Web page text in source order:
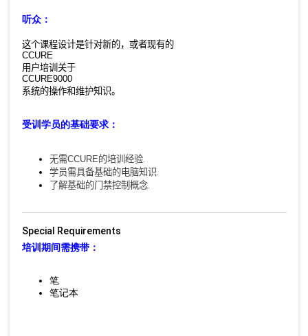
听众：
这个课程设计是针对新的，或者现有的
CCURE
用户培训关于
CCURE9000
系统的操作和维护知识。
受训学员的基础要求：
无需CCURE的培训经验.
学员需具备基础的电脑知识
了解基础的门禁控制概念.
Special Requirements
培训期间需携带：
笔
笔记本